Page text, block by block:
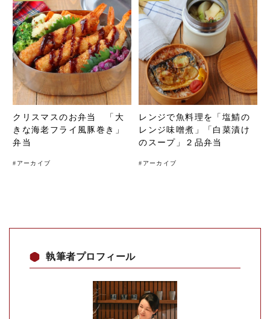
クリスマスのお弁当 「大
きな海老フライ風豚巻き」
弁当
# アーカイブ
レンジで魚料理を「塩鯖の
レンジ味噌煮」「白菜漬け
のスープ」２品弁当
# アーカイブ
執筆者プロフィール